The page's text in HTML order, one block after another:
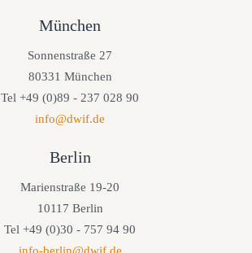
München
Sonnenstraße 27
80331 München
Tel +49 (0)89 - 237 028 90
info@dwif.de
Berlin
Marienstraße 19-20
10117 Berlin
Tel +49 (0)30 - 757 94 90